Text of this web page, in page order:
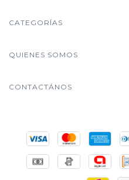
CATEGORÍAS
QUIENES SOMOS
CONTACTÁNOS